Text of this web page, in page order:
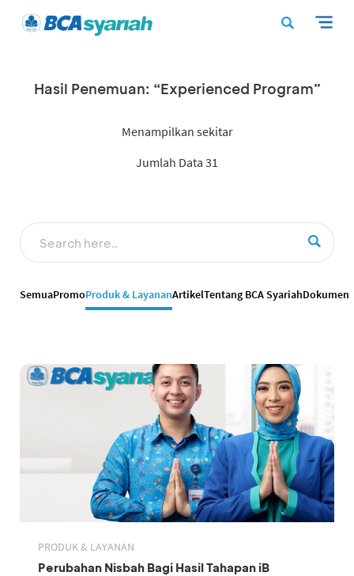
Hasil Penemuan: “Experienced Program”
Menampilkan sekitar
Jumlah Data 31
SemuaPromoProduk & LayananArtikelTentang BCA SyariahDokumen
PRODUK & LAYANAN
Perubahan Nisbah Bagi Hasil Tahapan iB